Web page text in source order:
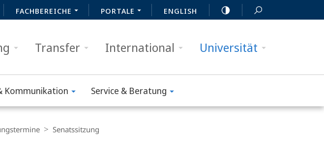
FACHBEREICHE PORTALE ENGLISH
Transfer International Universität
Kommunikation Service & Beratung
Senatssitzung